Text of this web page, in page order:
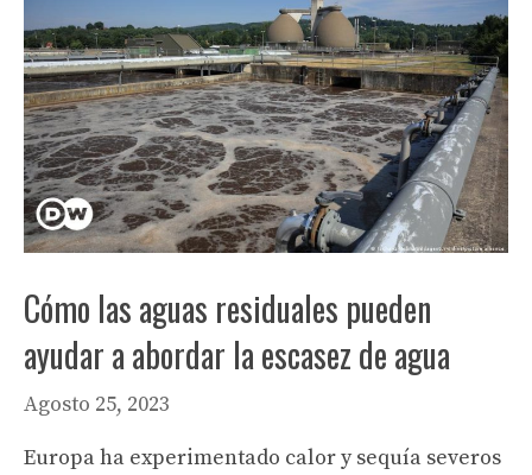
Cómo las aguas residuales pueden
ayudar a abordar la escasez de agua
Agosto 25, 2023
Europa ha experimentado calor y sequía severos